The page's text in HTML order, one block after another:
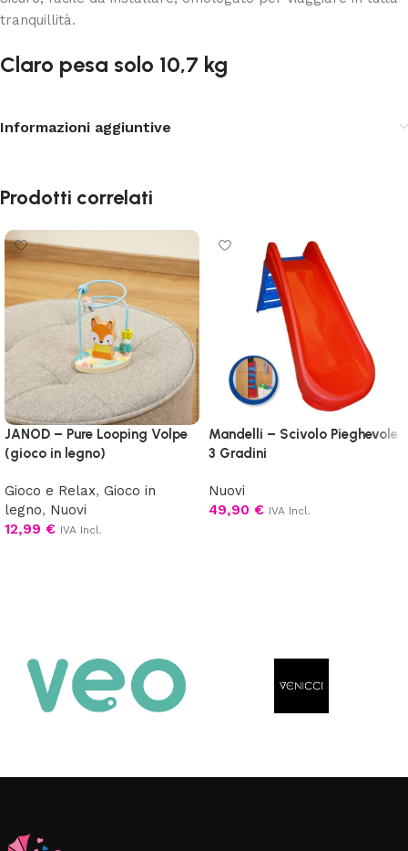
tranquillità.
Claro pesa solo 10,7 kg
Informazioni aggiuntive
Prodotti correlati
JANOD – Pure Looping Volpe
(gioco in legno)
Gioco e Relax, Gioco in
legno, Nuovi
12,99 € IVA Incl.
Mandelli – Scivolo Pieghevole
3 Gradini
Nuovi
49,90 € IVA Incl.